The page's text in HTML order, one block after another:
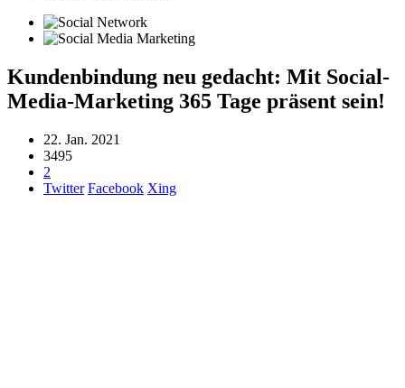
Kundenbindung neu gedacht: Mit Social-
Media-Marketing 365 Tage präsent sein!
22. Jan. 2021
3495
2
Twitter Facebook Xing